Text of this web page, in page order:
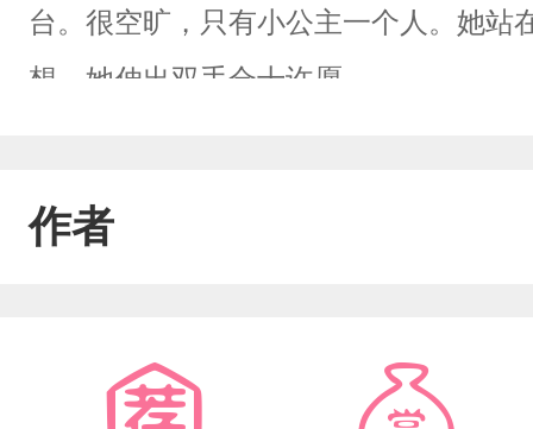
台。很空旷，只有小公主一个人。她站
想。她伸出双手合十许愿。
作者